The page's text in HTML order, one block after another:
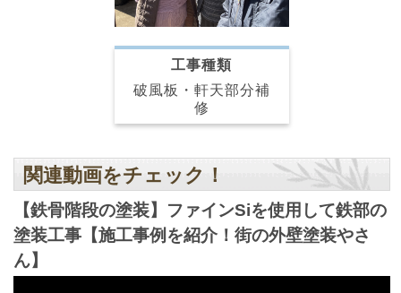
工事種類
破風板・軒天部分補
修
関連動画をチェック！
【鉄骨階段の塗装】ファインSiを使用して鉄部の
塗装工事【施工事例を紹介！街の外壁塗装やさ
ん】